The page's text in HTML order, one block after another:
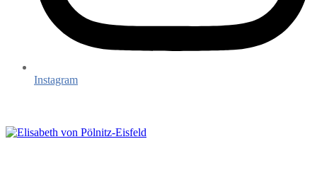
Instagram